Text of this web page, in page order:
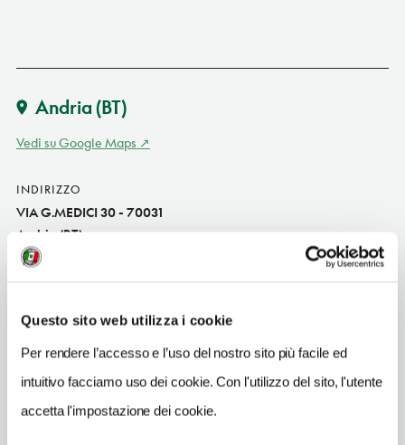
Questo sito web utilizza i cookie
Per rendere l’accesso e l’uso del nostro sito più facile ed
intuitivo facciamo uso dei cookie. Con l'utilizzo del sito, l'utente
accetta l'impostazione dei cookie.
Andria (BT)
Vedi su Google Maps
INDIRIZZO
VIA G.MEDICI 30 - 70031
Andria (BT)
Puglia IT
autofficinafracchiolla@gmail.com
TELEFONO
0883599925